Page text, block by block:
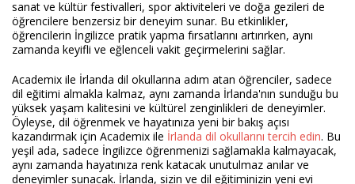
sanat ve kültür festivalleri, spor aktiviteleri ve doğa gezileri de
öğrencilere benzersiz bir deneyim sunar. Bu etkinlikler,
öğrencilerin İngilizce pratik yapma fırsatlarını artırırken, aynı
zamanda keyifli ve eğlenceli vakit geçirmelerini sağlar.
Academix ile İrlanda dil okullarına adım atan öğrenciler, sadece
dil eğitimi almakla kalmaz, aynı zamanda İrlanda'nın sunduğu bu
yüksek yaşam kalitesini ve kültürel zenginlikleri de deneyimler.
Öyleyse, dil öğrenmek ve hayatınıza yeni bir bakış açısı
kazandırmak için Academix ile İrlanda dil okullarını tercih edin. Bu
yeşil ada, sadece İngilizce öğrenmenizi sağlamakla kalmayacak,
aynı zamanda hayatınıza renk katacak unutulmaz anılar ve
deneyimler sunacak. İrlanda, sizin ve dil eğitiminizin yeni evi